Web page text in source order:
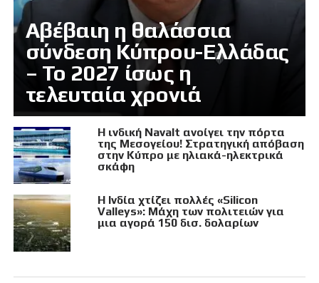
Αβέβαιη η θαλάσσια
σύνδεση Κύπρου-Ελλάδας
– Το 2027 ίσως η
τελευταία χρονιά
Η ινδική Navalt ανοίγει την πόρτα
της Μεσογείου! Στρατηγική απόβαση
στην Κύπρο με ηλιακά-ηλεκτρικά
σκάφη
Η Ινδία χτίζει πολλές «Silicon
Valleys»: Μάχη των πολιτειών για
μια αγορά 150 δισ. δολαρίων